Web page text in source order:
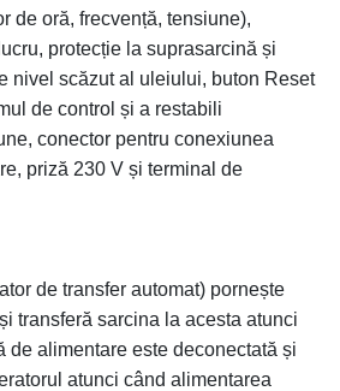
de oră, frecvență, tensiune),
protecție la suprasarcină și
nivel scăzut al uleiului, buton Reset
de control și a restabili
conector pentru conexiunea
priză 230 V și terminal de
de transfer automat) pornește
transferă sarcina la acesta atunci
de alimentare este deconectată și
atunci când alimentarea